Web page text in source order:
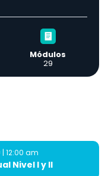
Módulos
29
12:00 am
Nivel I y II